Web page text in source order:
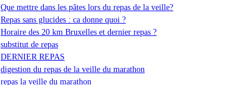
Que mettre dans les pâtes lors du repas de la veille?
Repas sans glucides : ca donne quoi ?
Horaire des 20 km Bruxelles et dernier repas ?
substitut de repas
DERNIER REPAS
digestion du repas de la veille du marathon
repas la veille du marathon